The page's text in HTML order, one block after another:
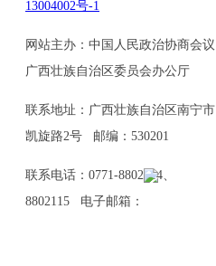
13004002号-1
网站主办：中国人民政治协商会议
广西壮族自治区委员会办公厅
联系地址：广西壮族自治区南宁市
凯旋路2号 邮编：530201
联系电话：0771-8802114、
8802115 电子邮箱：